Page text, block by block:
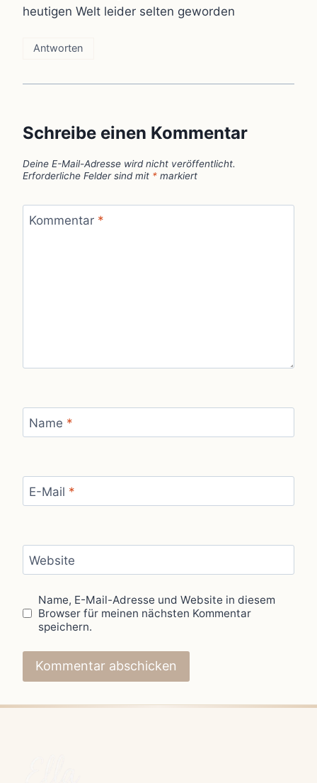
heutigen Welt leider selten geworden
Antworten
Schreibe einen Kommentar
Deine E-Mail-Adresse wird nicht veröffentlicht.
Erforderliche Felder sind mit * markiert
Kommentar *
Name *
E-Mail *
Website
Name, E-Mail-Adresse und Website in diesem
Browser für meinen nächsten Kommentar
speichern.